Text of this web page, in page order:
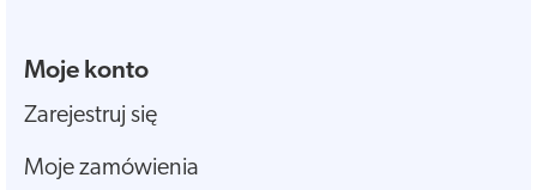
Moje konto
Zarejestruj się
Moje zamówienia